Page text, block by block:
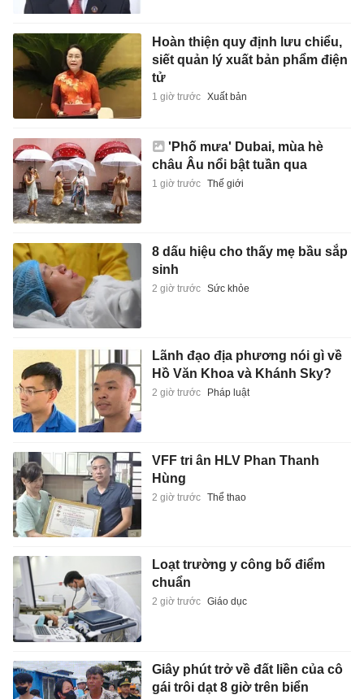
Hoàn thiện quy định lưu chiểu,
siết quản lý xuất bản phẩm điện
tử
1 giờ trước Xuất bản
'Phố mưa' Dubai, mùa hè
châu Âu nổi bật tuần qua
1 giờ trước Thế giới
8 dấu hiệu cho thấy mẹ bầu sắp
sinh
2 giờ trước Sức khỏe
Lãnh đạo địa phương nói gì về
Hồ Văn Khoa và Khánh Sky?
2 giờ trước Pháp luật
VFF tri ân HLV Phan Thanh
Hùng
2 giờ trước Thể thao
Loạt trường y công bố điểm
chuẩn
2 giờ trước Giáo dục
Giây phút trở về đất liền của cô
gái trôi dạt 8 giờ trên biển